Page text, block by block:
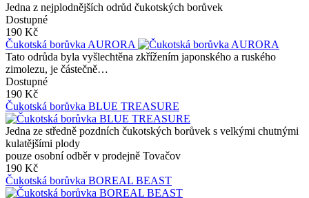
Jedna z nejplodnějších odrůd čukotských borůvek
Dostupné
190 Kč
Čukotská borůvka AURORA
Tato odrůda byla vyšlechtěna zkřížením japonského a ruského
zimolezu, je částečně…
Dostupné
190 Kč
Čukotská borůvka BLUE TREASURE
Jedna ze středně pozdních čukotských borůvek s velkými chutnými
kulatějšími plody
pouze osobní odběr v prodejně Tovačov
190 Kč
Čukotská borůvka BOREAL BEAST